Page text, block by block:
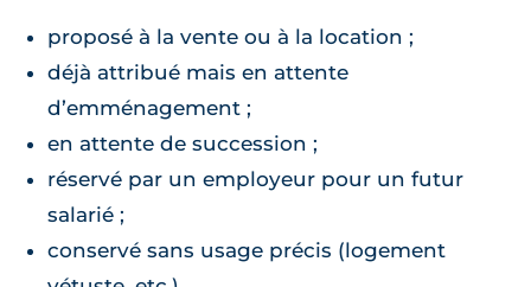
proposé à la vente ou à la location ;
déjà attribué mais en attente
d’emménagement ;
en attente de succession ;
réservé par un employeur pour un futur
salarié ;
conservé sans usage précis (logement